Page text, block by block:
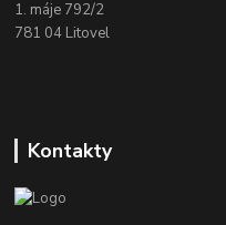
1. máje 792/2
781 04 Litovel
Kontakty